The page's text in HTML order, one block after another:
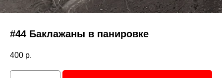
#44 Баклажаны в панировке
400 р.